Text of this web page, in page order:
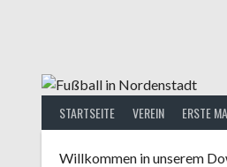
STARTSEITE VEREIN ERSTE
Willkommen in unserem